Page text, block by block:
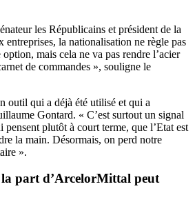
les Républicains et président de la
entreprises, la nationalisation ne règle pas
mais cela ne va pas rendre l’acier
de commandes », souligne le
outil qui a déjà été utilisé et qui a
Gontard. « C’est surtout un signal
pensent plutôt à court terme, que l’Etat est
la main. Désormais, on perd notre
».
la part d’ArcelorMittal peut